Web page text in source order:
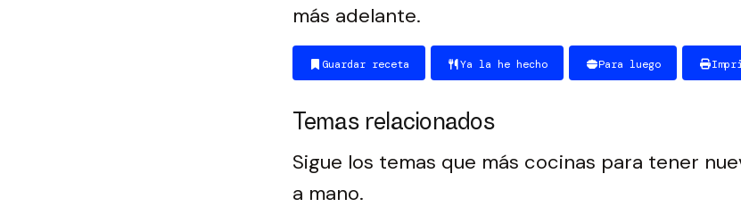
más adelante.
Guardar receta Ya la he hecho Para luego
Temas relacionados
Sigue los temas que más cocinas para tener
a mano.